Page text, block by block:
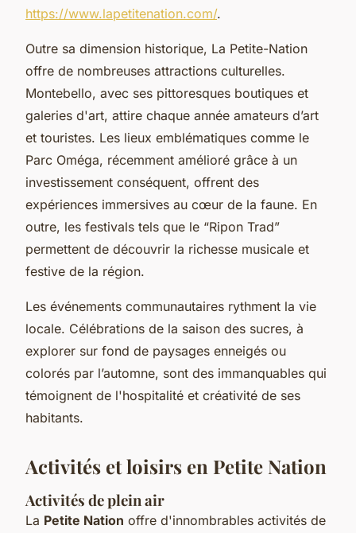
https://www.lapetitenation.com/.
Outre sa dimension historique, La Petite-Nation
offre de nombreuses attractions culturelles.
Montebello, avec ses pittoresques boutiques et
galeries d'art, attire chaque année amateurs d’art
et touristes. Les lieux emblématiques comme le
Parc Oméga, récemment amélioré grâce à un
investissement conséquent, offrent des
expériences immersives au cœur de la faune. En
outre, les festivals tels que le “Ripon Trad”
permettent de découvrir la richesse musicale et
festive de la région.
Les événements communautaires rythment la vie
locale. Célébrations de la saison des sucres, à
explorer sur fond de paysages enneigés ou
colorés par l’automne, sont des immanquables qui
témoignent de l'hospitalité et créativité de ses
habitants.
Activités et loisirs en Petite Nation
Activités de plein air
La Petite Nation offre d'innombrables activités de